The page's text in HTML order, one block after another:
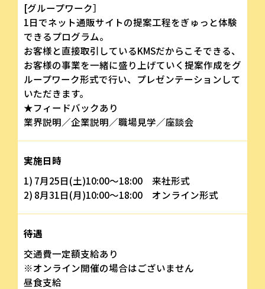
[グループワーク］
1日でネット通販サイトの提案工程をぎゅっと体験
できるプログラム。
お客様と直接取引しているKMSだからこそできる、
お客様の事業を一緒に盛り上げていく提案作成をグ
ループワーク形式で行い、プレゼンテーションして
いただきます。
★フィードバックあり
業界説明／企業説明／職場見学／座談会
実施日時
1) 7月25日(土)10:00～18:00 来社形式
2) 8月31日(月)10:00～18:00 オンライン形式
待遇
交通費一定額支給あり
※オンライン開催の場合はございません
昼食支給